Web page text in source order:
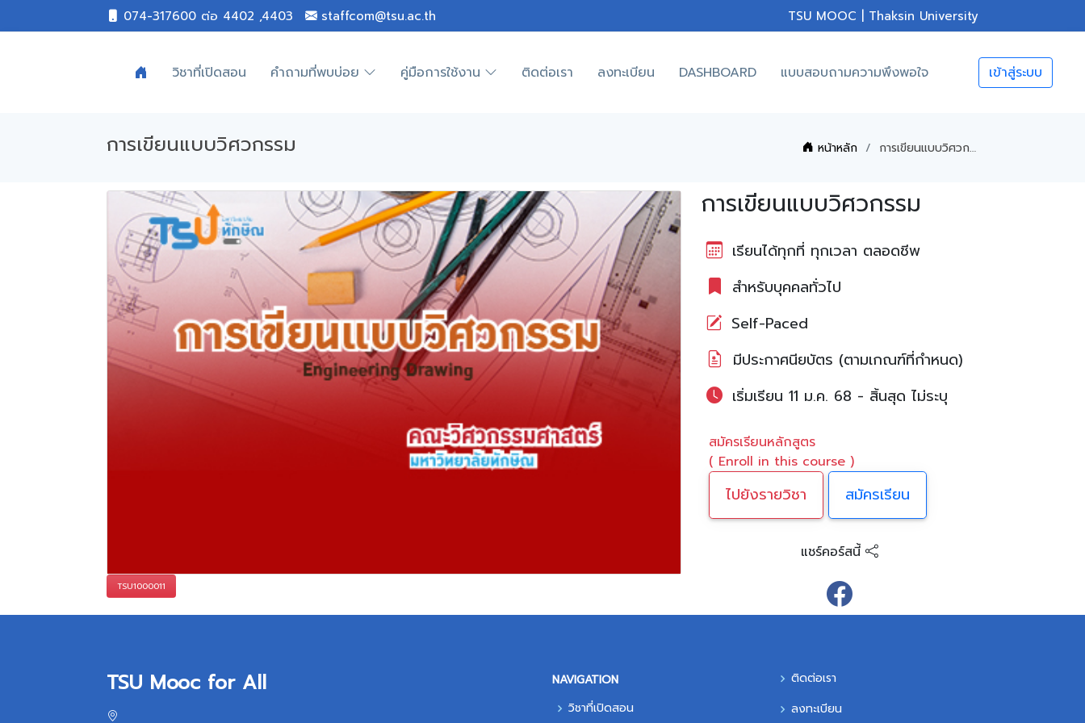
074-317600 ต่อ 4402 ,4403 staffcom@tsu.ac.th TSU MOOC | Thaksin University
วิชาที่เปิดสอน คำถามที่พบบ่อย คู่มือการใช้งาน ติดต่อเรา ลงทะเบียน DASHBOARD แบบสอบถามความพึงพอใจ เข้าสู่ระบบ
การเขียนแบบวิศวกรรม หน้าหลัก การเขียนแบบวิศวกรรม
TSU1000011
การเขียนแบบวิศวกรรม
เรียนได้ทุกที่ ทุกเวลา ตลอดชีพ
สำหรับบุคคลทั่วไป
Self-Paced
มีประกาศนียบัตร (ตามเกณฑ์ที่กำหนด)
เริ่มเรียน 11 ม.ค. 68 - สิ้นสุด ไม่ระบุ
สมัครเรียนหลักสูตร
( Enroll in this course )
ไปยังรายวิชา สมัครเรียน
แชร์คอร์สนี้
TSU Mooc for All
NAVIGATION
วิชาที่เปิดสอน
ติดต่อเรา
ลงทะเบียน